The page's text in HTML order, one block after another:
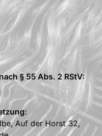
§ 55 Abs. 2 RStV:
Auf der Horst 32,